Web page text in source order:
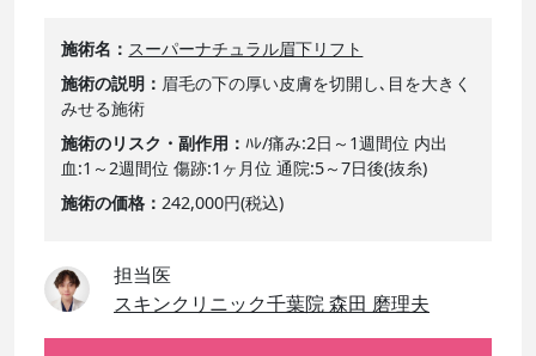
施術名
スーパーナチュラル眉下リフト
施術の説明
眉毛の下の厚い皮膚を切開し､目を大きく
みせる施術
施術のリスク・副作用
ﾊﾚ/痛み:2日～1週間位 内出
血:1～2週間位 傷跡:1ヶ月位 通院:5～7日後(抜糸)
施術の価格
242,000円(税込)
担当医
スキンクリニック千葉院 森田 磨理夫